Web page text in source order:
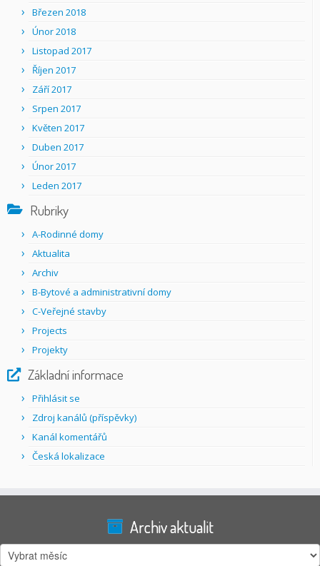
Březen 2018
Únor 2018
Listopad 2017
Říjen 2017
Září 2017
Srpen 2017
Květen 2017
Duben 2017
Únor 2017
Leden 2017
Rubriky
A-Rodinné domy
Aktualita
Archiv
B-Bytové a administrativní domy
C-Veřejné stavby
Projects
Projekty
Základní informace
Přihlásit se
Zdroj kanálů (příspěvky)
Kanál komentářů
Česká lokalizace
Archiv aktualit
Archiv